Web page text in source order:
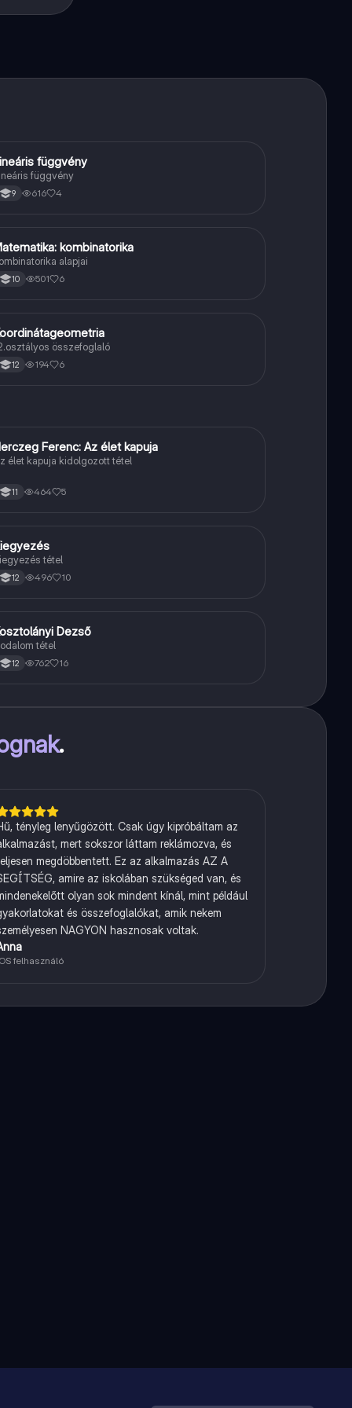
Matek függvény
függvény
9 616 4
Matek kombinatorika
alapjai
10 501 6
Matek
összefoglaló
12 194 6
Magyar Ferenc: Az élet kapuja
élet kapuja kidolgozott tétel
11 464 5
Töri
tétel
12 496 10
Magyar Dezső
tétel
12 762 16
.
tényleg lenyűgözött. Csak úgy kipróbáltam az
mert sokszor láttam reklámozva, és
megdöbbentett. Ez az alkalmazás AZ A
amire az iskolában szükséged van, és
olyan sok mindent kínál, mint például
és összefoglalókat, amik nekem
NAGYON hasznosak voltak.
felhasználó